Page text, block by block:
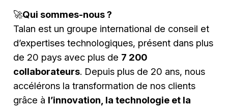
🚀Qui sommes-nous ?
Talan est un groupe international de conseil et
d’expertises technologiques, présent dans plus
de 20 pays avec plus de 7 200
collaborateurs. Depuis plus de 20 ans, nous
accélérons la transformation de nos clients
grâce à l’innovation, la technologie et la